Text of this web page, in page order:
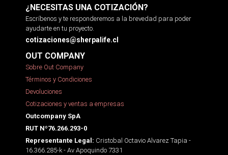
¿NECESITAS UNA COTIZACIÓN?
Escríbenos y te responderemos a la brevedad para poder
ayudarte en tu proyecto.
cotizaciones@sherpalife.cl
OUT COMPANY
Sobre Out Company
Términos y Condiciones
Devoluciones
Cotizaciones y ventas a empresas
Outcompany SpA
RUT Nº76.266.293-0
Representante Legal: Cristobal Octavio Alvarez Tapia -
16.366.285-k - Av Apoquindo 7331